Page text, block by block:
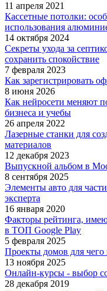
11 апреля 2021
Кассетные потолки:
использования
14 октября 2024
Секреты ухода за
сохранить спокойствие
7 февраля 2023
Как зарегистрировать
8 июня 2026
Как нейросети меняют
бизнеса и учебы
26 апреля 2022
Лазерные станки для
материалов
12 декабря 2023
Выпускной альбом в
8 сентября 2025
Элементы авто для
эксперта
16 января 2020
Факторы рейтинга,
в ТОП Google Play
5 февраля 2025
Проекты домов для
13 ноября 2025
Онлайн-курсы - выбор
28 декабря 2019